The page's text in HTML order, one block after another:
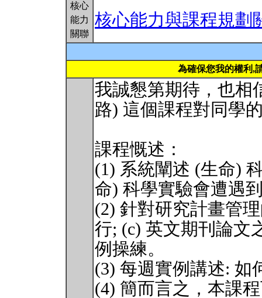
核心
能力
關聯
核心能力與課程規劃
為確保您我的權利,
我誠懇第期待，也相
路) 這個課程對同學
課程慨述：
(1) 系統闡述 (生命)
命) 科學實驗會遭遇
(2) 針對研究計畫管
行; (c) 英文期刊論文
例操練。
(3) 每週實例講述: 如
(4) 簡而言之，本課